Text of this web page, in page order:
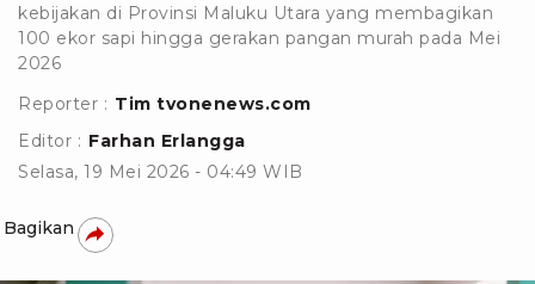
kebijakan di Provinsi Maluku Utara yang membagikan
100 ekor sapi hingga gerakan pangan murah pada Mei
2026
Reporter : Tim tvonenews.com
Editor : Farhan Erlangga
Selasa, 19 Mei 2026 - 04:49 WIB
Bagikan